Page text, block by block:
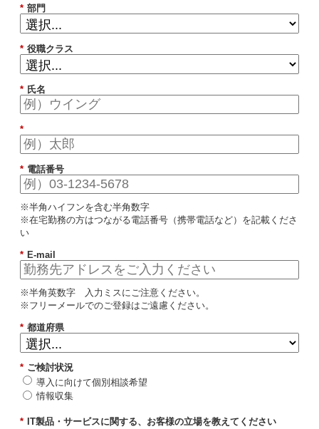
* 部門
* 役職クラス
* 氏名
*
* 電話番号
※半角ハイフンを含む半角数字
※在宅勤務の方はつながる電話番号（携帯電話など）を記載くださ
い
* E-mail
※半角英数字 入力ミスにご注意ください。
※フリーメールでのご登録はご遠慮ください。
* 都道府県
* ご検討状況
導入に向けて個別相談希望
情報収集
* IT製品・サービスに関する、お客様の立場を教えてください